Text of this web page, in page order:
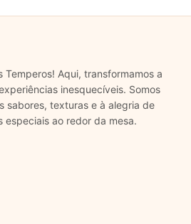
Temperos! Aqui, transformamos a
inesquecíveis. Somos
sabores, texturas e à alegria de
especiais ao redor da mesa.